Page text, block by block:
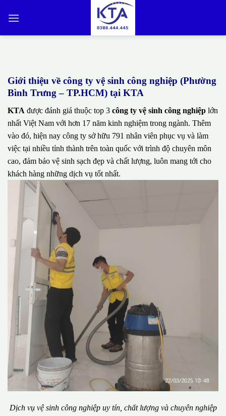
qua
Giới thiệu về công ty vệ sinh công nghiệp (Phường
Bình Trưng – TP.HCM) tại KTA
KTA được đánh giá thuộc top 3 công ty vệ sinh công nghiệp lớn
nhất Việt Nam với hơn 17 năm kinh nghiệm trong ngành. Thêm
vào đó, hiện nay công ty sở hữu 791 nhân viên phục vụ và làm
việc tại nhiều tỉnh thành trên toàn quốc với trình độ chuyên môn
cao, đảm bảo vệ sinh sạch đẹp và chất lượng, luôn mang tới cho
khách hàng những dịch vụ tốt nhất.
Dịch vụ vệ sinh công nghiệp uy tín, chất lượng và chuyên nghiệp